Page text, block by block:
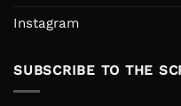
Instagram
SUBSCRIBE TO THE